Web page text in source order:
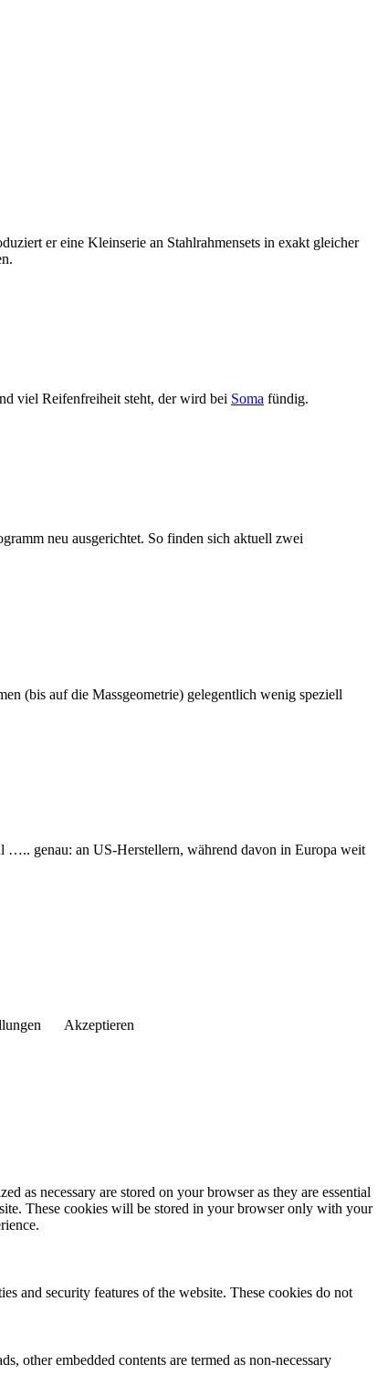
er eine Kleinserie an Stahlrahmensets in exakt gleicher
viel Reifenfreiheit steht, der wird bei Soma fündig.
neu ausgerichtet. So finden sich aktuell zwei
(bis auf die Massgeometrie) gelegentlich wenig speziell
….. genau: an US-Herstellern, während davon in Europa weit
Akzeptieren
as necessary are stored on your browser as they are essential
These cookies will be stored in your browser only with your
and security features of the website. These cookies do not
other embedded contents are termed as non-necessary